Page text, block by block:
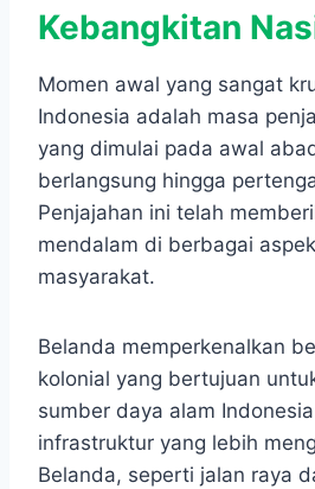
Kebangkitan
Momen awal yang sangat
Indonesia adalah masa
yang dimulai pada awal
berlangsung hingga
Penjajahan ini telah
mendalam di berbagai
masyarakat.
Belanda memperkenalkan
kolonial yang bertujuan
sumber daya alam
infrastruktur yang lebih
Belanda, seperti jalan raya